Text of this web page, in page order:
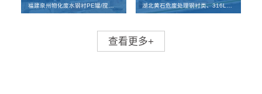
福建泉州物化废水钢衬PE罐/搅拌罐、PE罐项目案例 湖北黄石危废处理钢衬类、316L碳钢储罐及反应釜离子交换柱设备项目
查看更多+